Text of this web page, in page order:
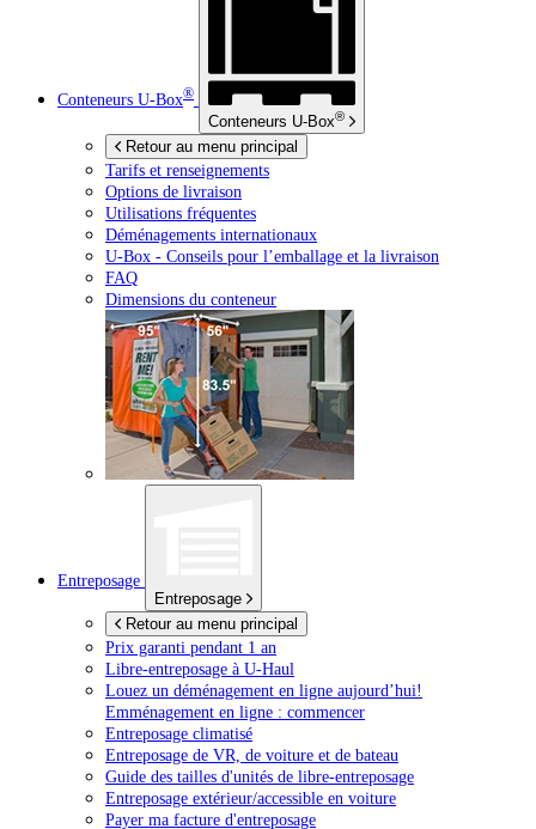
Conteneurs U-Box®
Conteneurs U-Box®
Retour au menu principal
Tarifs et renseignements
Options de livraison
Utilisations fréquentes
Déménagements internationaux
U-Box - Conseils pour l’emballage et la livraison
FAQ
Dimensions du conteneur
Entreposage
Entreposage
Retour au menu principal
Prix garanti pendant 1 an
Libre-entreposage à U-Haul
Louez un déménagement en ligne aujourd’hui!
Emménagement en ligne : commencer
Entreposage climatisé
Entreposage de VR, de voiture et de bateau
Guide des tailles d'unités de libre-entreposage
Entreposage extérieur/accessible en voiture
Payer ma facture d'entreposage